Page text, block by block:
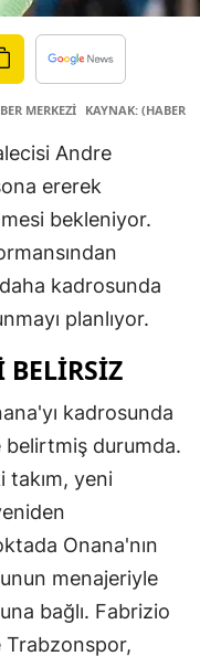
MERKEZİ KAYNAK: (HABER
Andre
ererek
bekleniyor.
kadrosunda
planlıyor.
BELIRSIZ
kadrosunda
belirtmiş durumda.
takım, yeni
Onana'nın
menajeriyle
bağlı. Fabrizio
Trabzonspor,